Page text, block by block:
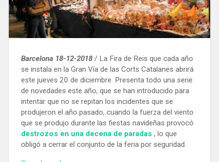
Barcelona 18-12-2018/ La Fira de Reis que cada año
se instala en la Gran Vía de las Corts Catalanes abrirá
este jueves 20 de diciembre. Presenta todo una serie
de novedades este año, que se han introducido para
intentar que no se repitan los incidentes que se
produjeron el año pasado, cuando la fuerza del viento
que se produjo durante las fiestas navideñas provocó
destrozos en una decena de paradas , lo que
obligó a cerrar el conjunto de la feria por seguridad.